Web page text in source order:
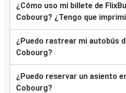
¿Cómo uso mi billete de
Cobourg? ¿Tengo que
¿Puedo rastrear mi autobús
Cobourg?
¿Puedo reservar un asiento
Cobourg?